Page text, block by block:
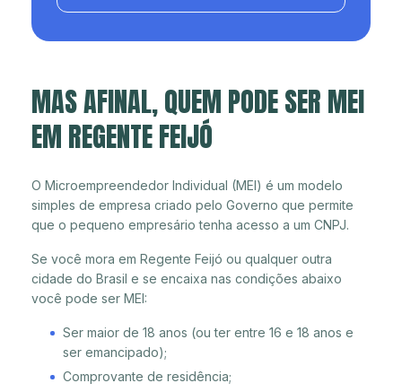
MAS AFINAL, QUEM PODE SER MEI
EM REGENTE FEIJÓ
O Microempreendedor Individual (MEI) é um modelo
simples de empresa criado pelo Governo que permite
que o pequeno empresário tenha acesso a um CNPJ.
Se você mora em Regente Feijó ou qualquer outra
cidade do Brasil e se encaixa nas condições abaixo
você pode ser MEI:
Ser maior de 18 anos (ou ter entre 16 e 18 anos e
ser emancipado);
Comprovante de residência;